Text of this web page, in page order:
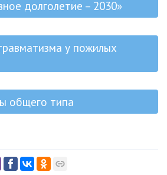
долголетие – 2030»
у пожилых
общего типа